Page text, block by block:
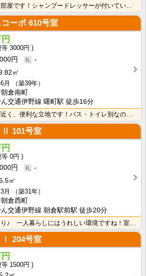
ーポ 610号室
3000円
円
-
㎡
月
（築39年）
倉南町
ん交通伊野線 曙町駅 徒歩16分
Ⅱ 101号室
0円
円
-
㎡
月
（築31年）
倉西町
ん交通伊野線 朝倉駅前駅 徒歩20分
Ⅰ 204号室
1500円